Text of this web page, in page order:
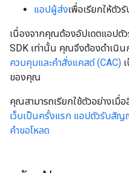
แอปผู้ส่งเพื่อเรียกให้ตัว
เนื่องจากคุณต้องอัปเดตแอป
SDK เท่านั้น คุณจึงต้องดำเนิน
ควบคุมและคำสั่งแคสต์ (CAC)
ของคุณ
คุณสามารถเรียกใช้ตัวอย่างเมื่
เว็บเป็นครั้งแรก แอปตัวรับสั
คำขอโหลด